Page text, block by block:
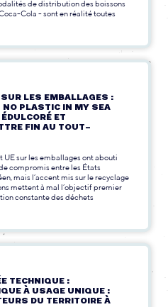
de distribution des boissons
Cola - sont en réalité toutes
LES EMBALLAGES :
NO PLASTIC IN MY SEA
ET
FIN AU TOUT-
UE sur les emballages ont abouti
compromis entre les États
mais l’accent mis sur le recyclage
mettent à mal l’objectif premier
constante des déchets
TECHNIQUE :
À USAGE UNIQUE :
DU TERRITOIRE À